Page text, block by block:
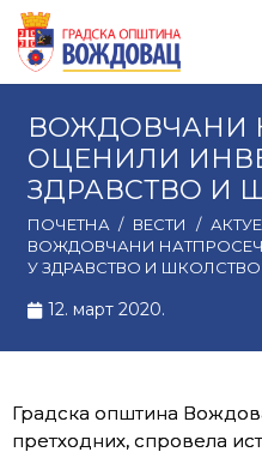
ВОЖДОВЧАНИ
ОЦЕНИЛИ
ЗДРАВСТВО И
ПОЧЕТНА / ВЕСТИ /
ВОЖДОВЧАНИ
У ЗДРАВСТВО И ШКОЛСТВО
12. март 2020.
Градска општина
претходних, спровела